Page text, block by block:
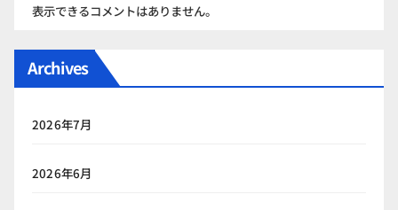
表示できるコメントはありません。
Archives
2026年7月
2026年6月